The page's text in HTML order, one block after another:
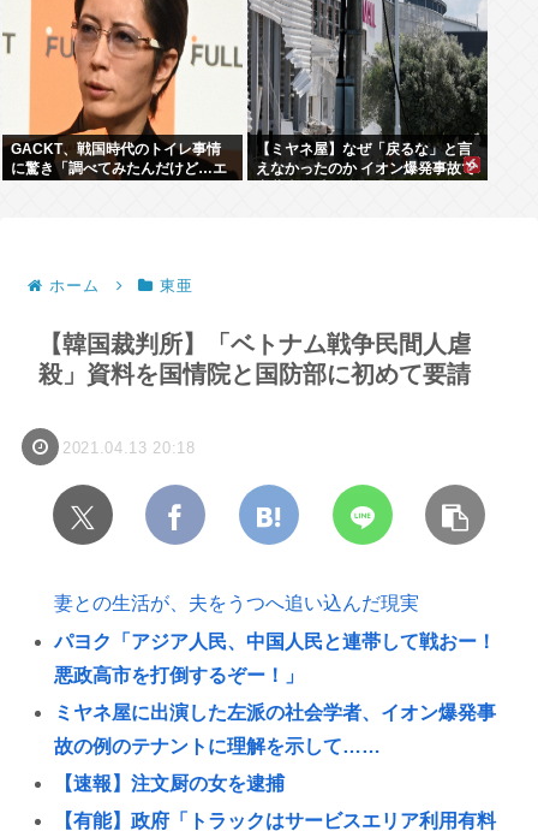
GACKT、戦国時代のトイレ事情
に驚き「調べてみたんだけど…エ
【ミヤネ屋】なぜ「戻るな」と言
えなかったのか イオン爆発事故で
ホーム 東亜
【韓国裁判所】「ベトナム戦争民間人虐
殺」資料を国情院と国防部に初めて要請
2021.04.13 20:18
妻との生活が、夫をうつへ追い込んだ現実
パヨク「アジア人民、中国人民と連帯して戦おー！
悪政高市を打倒するぞー！」
ミヤネ屋に出演した左派の社会学者、イオン爆発事
故の例のテナントに理解を示して……
【速報】注文厨の女を逮捕
【有能】政府「トラックはサービスエリア利用有料